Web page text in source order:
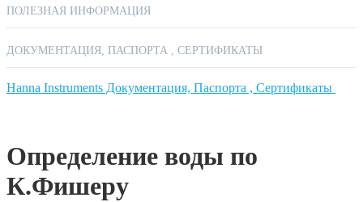
РЕАГЕНТЫ
Ион-селективные электроды
ПОЛЕЗНАЯ ИНФОРМАЦИЯ
ДОКУМЕНТАЦИЯ, ПАСПОРТА , СЕРТИФИКАТЫ
Hanna Instruments Документация, Паспорта , Сертификаты
Определение воды по
К.Фишеру